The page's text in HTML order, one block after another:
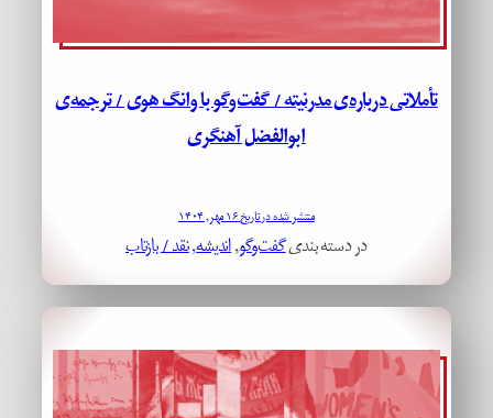
تأملاتی درباره‌ی مدرنیته / گفت‌وگو با وانگ هوی / ترجمه‌ی
ابوالفضل آهنگری
منتشر شده در تاریخ ۱۶ مهر, ۱۴۰۴
در دسته بندیگفت‌وگو, اندیشه, نقد / بازتاب